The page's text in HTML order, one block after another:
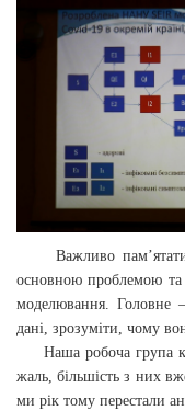
Важливо пам’ятати,
основною проблемою та
моделювання. Головне
дані, зрозуміти, чому
Наша робоча група
жаль, більшість з них
ми рік тому перестали